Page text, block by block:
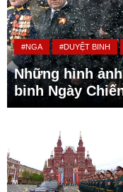
#NGA #DUYỆT BINH
Những hình
binh Ngày